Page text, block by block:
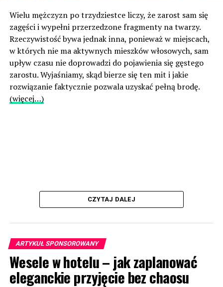
Wielu mężczyzn po trzydziestce liczy, że zarost sam się
zagęści i wypełni przerzedzone fragmenty na twarzy.
Rzeczywistość bywa jednak inna, ponieważ w miejscach,
w których nie ma aktywnych mieszków włosowych, sam
upływ czasu nie doprowadzi do pojawienia się gęstego
zarostu. Wyjaśniamy, skąd bierze się ten mit i jakie
rozwiązanie faktycznie pozwala uzyskać pełną brodę.
(więcej…)
CZYTAJ DALEJ
ARTYKUŁ SPONSOROWANY
Wesele w hotelu – jak zaplanować
eleganckie przyjęcie bez chaosu